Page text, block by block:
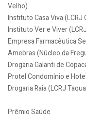
Velho)
Instituto Casa Viva (LCRJ
Instituto Ver e Viver
Empresa Farmacêutica
Amebras (Núcleo da
Drogaria Galanti de
Protel Condomínio e
Drogaria Raia (LCRJ
Prêmio Saúde